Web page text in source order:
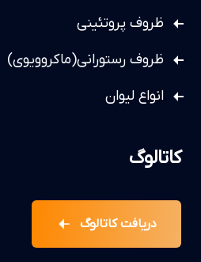
ظروف پروتئینی
ظروف رستورانی(ماکروویوی)
انواع لیوان
کاتالوگ
دریافت کاتالوگ